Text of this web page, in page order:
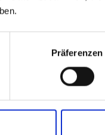
Präferenzen
zum Online
anmelden